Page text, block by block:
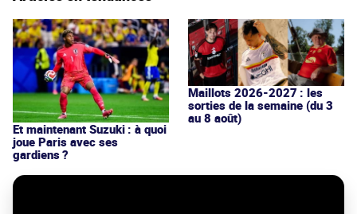
Et maintenant Suzuki : à quoi
joue Paris avec ses
gardiens ?
Maillots 2026-2027 : les
sorties de la semaine (du 3
au 8 août)